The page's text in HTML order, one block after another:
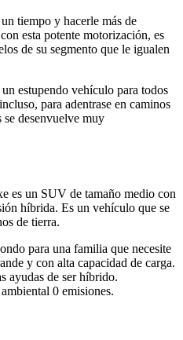
tiempo y hacerle más de
esta potente motorización, es
de su segmento que le igualen
estupendo vehículo para todos
para adentrase en caminos
se desenvuelve muy
es un SUV de tamaño medio con
híbrida. Es un vehículo que se
de tierra.
para una familia que necesite
y con alta capacidad de carga.
ayudas de ser híbrido.
0 emisiones.